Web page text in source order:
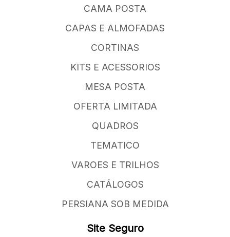
CAMA POSTA
CAPAS E ALMOFADAS
CORTINAS
KITS E ACESSORIOS
MESA POSTA
OFERTA LIMITADA
QUADROS
TEMATICO
VAROES E TRILHOS
CATÁLOGOS
PERSIANA SOB MEDIDA
Site Seguro